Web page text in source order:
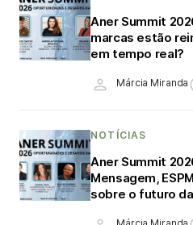
Aner Summit
marcas estão
em tempo real?
Márcia Miranda
NOTÍCIAS
Aner Summit
Mensagem,
sobre o futuro